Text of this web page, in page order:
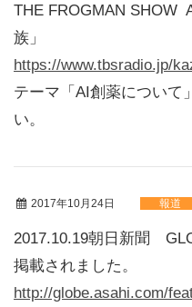
THE FROGMAN SHOW
族」
https://www.tbsradio.jp/
テーマ「AI創薬につい
い。
2017年10月24日 報道
2017.10.19朝日新聞
掲載されました。
http://globe.asahi.com/